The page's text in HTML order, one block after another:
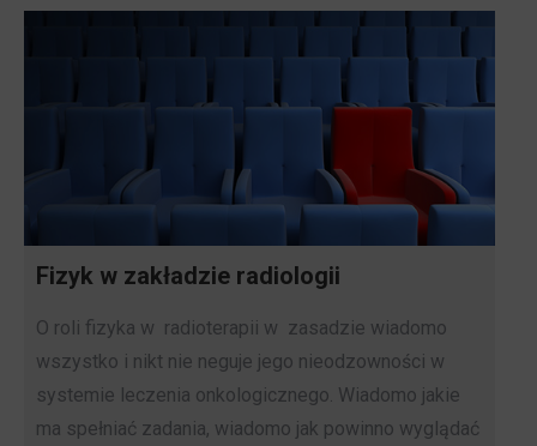
Fizyk w zakładzie radiologii
O roli fizyka w radioterapii w zasadzie wiadomo
wszystko i nikt nie neguje jego nieodzowności w
systemie leczenia onkologicznego. Wiadomo jakie
ma spełniać zadania, wiadomo jak powinno wyglądać